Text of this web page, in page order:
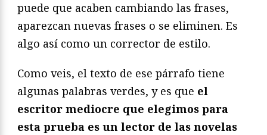
puede que acaben cambiando las frases,
aparezcan nuevas frases o se eliminen. Es
algo así como un corrector de estilo.
Como veis, el texto de ese párrafo tiene
algunas palabras verdes, y es que el
escritor mediocre que elegimos para
esta prueba es un lector de las novelas